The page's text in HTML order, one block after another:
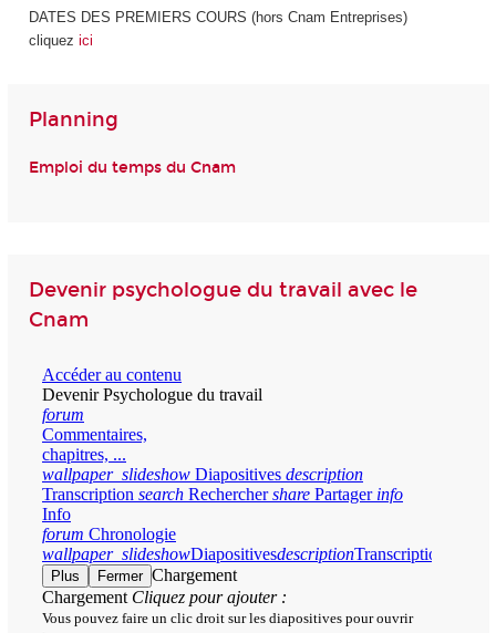
DATES DES PREMIERS COURS (hors Cnam Entreprises)
cliquez ici
Planning
Emploi du temps du Cnam
Devenir psychologue du travail avec le
Cnam